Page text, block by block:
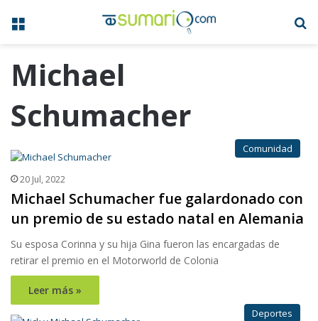
Menú
Michael
Schumacher
Comunidad
20 Jul, 2022
Michael Schumacher fue galardonado con
un premio de su estado natal en Alemania
Su esposa Corinna y su hija Gina fueron las encargadas de
retirar el premio en el Motorworld de Colonia
Leer más »
Deportes